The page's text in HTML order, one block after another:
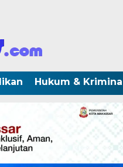
Hukum &